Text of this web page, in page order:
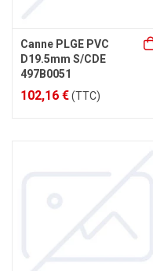
Canne PLGE PVC
D19.5mm S/CDE
497B0051
102,16 €(TTC)